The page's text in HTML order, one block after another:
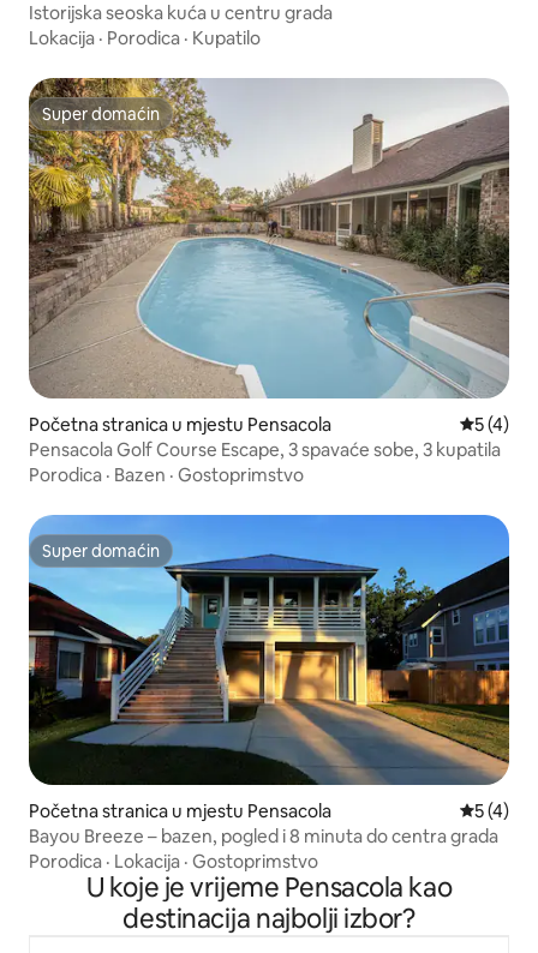
Istorijska seoska kuća u centru grada
Lokacija · Porodica · Kupatilo
Super domaćin
Super domaćin
Početna stranica u mjestu Pensacola
5 (4)
Pensacola Golf Course Escape, 3 spavaće sobe, 3 kupatila
Porodica · Bazen · Gostoprimstvo
Super domaćin
Super domaćin
Početna stranica u mjestu Pensacola
5 (4)
Bayou Breeze – bazen, pogled i 8 minuta do centra grada
Porodica · Lokacija · Gostoprimstvo
U koje je vrijeme Pensacola kao
destinacija najbolji izbor?